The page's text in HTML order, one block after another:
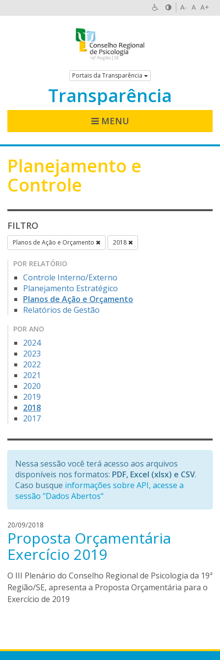
A- A A+
Portais da Transparência
Transparência
MENU
Planejamento e
Controle
FILTRO
Planos de Ação e Orçamento 2018
POR RELATÓRIO
Controle Interno/Externo
Planejamento Estratégico
Planos de Ação e Orçamento
Relatórios de Gestão
POR ANO
2024
2023
2022
2021
2020
2019
2018
2017
Nessa sessão você terá acesso aos arquivos
disponíveis nos formatos: PDF, Excel (xlsx) e CSV.
Caso busque informações sobre API, acesse a
sessão "Dados Abertos"
20/09/2018
e
n
r
q
u
e
o
Proposta Orçamentária
Exercício 2019
O III Plenário do Conselho Regional de Psicologia da 19ª
Região/SE, apresenta a Proposta Orçamentária para o
Exercício de 2019